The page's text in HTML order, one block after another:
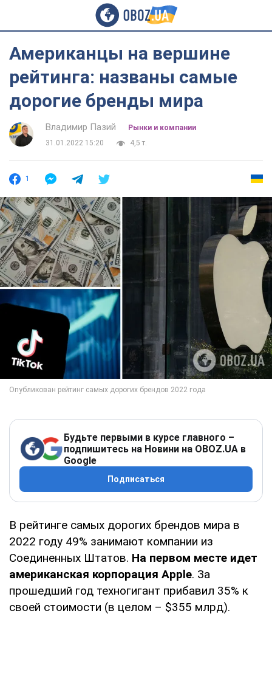
Американцы на вершине
рейтинга: названы самые
дорогие бренды мира
Владимир Пазий
Рынки и компании
31.01.2022 15:20
4,5 т.
1
Будьте первыми в курсе главного –
подпишитесь на Новини на OBOZ.UA в
Google
Подписаться
В рейтинге самых дорогих брендов мира в
2022 году 49% занимают компании из
Соединенных Штатов. На первом месте идет
американская корпорация Apple. За
прошедший год техногигант прибавил 35% к
своей стоимости (в целом – $355 млрд).